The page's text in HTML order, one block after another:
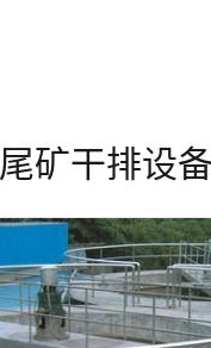
尾矿干排设备